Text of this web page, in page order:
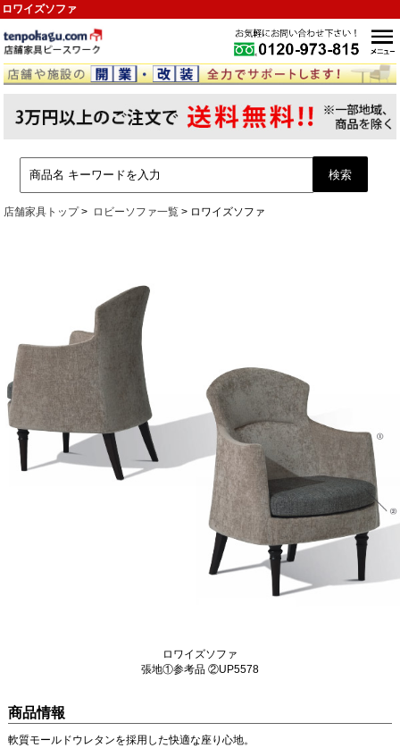
ロワイズソファ
店舗家具トップ ロビーソファ一覧 ロワイズソファ
ロワイズソファ
張地①参考品 ②UP5578
商品情報
軟質モールドウレタンを採用した快適な座り心地。